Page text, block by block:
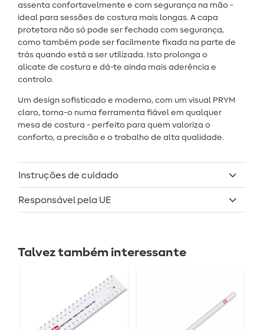
assenta confortavelmente e com segurança na mão -
ideal para sessões de costura mais longas. A capa
protetora não só pode ser fechada com segurança,
como também pode ser facilmente fixada na parte de
trás quando está a ser utilizada. Isto prolonga o
alicate de costura e dá-te ainda mais aderência e
controlo.
Um design sofisticado e moderno, com um visual PRYM
claro, torna-o numa ferramenta fiável em qualquer
mesa de costura - perfeito para quem valoriza o
conforto, a precisão e o trabalho de alta qualidade.
Instruções de cuidado
Responsável pela UE
Talvez também interessante